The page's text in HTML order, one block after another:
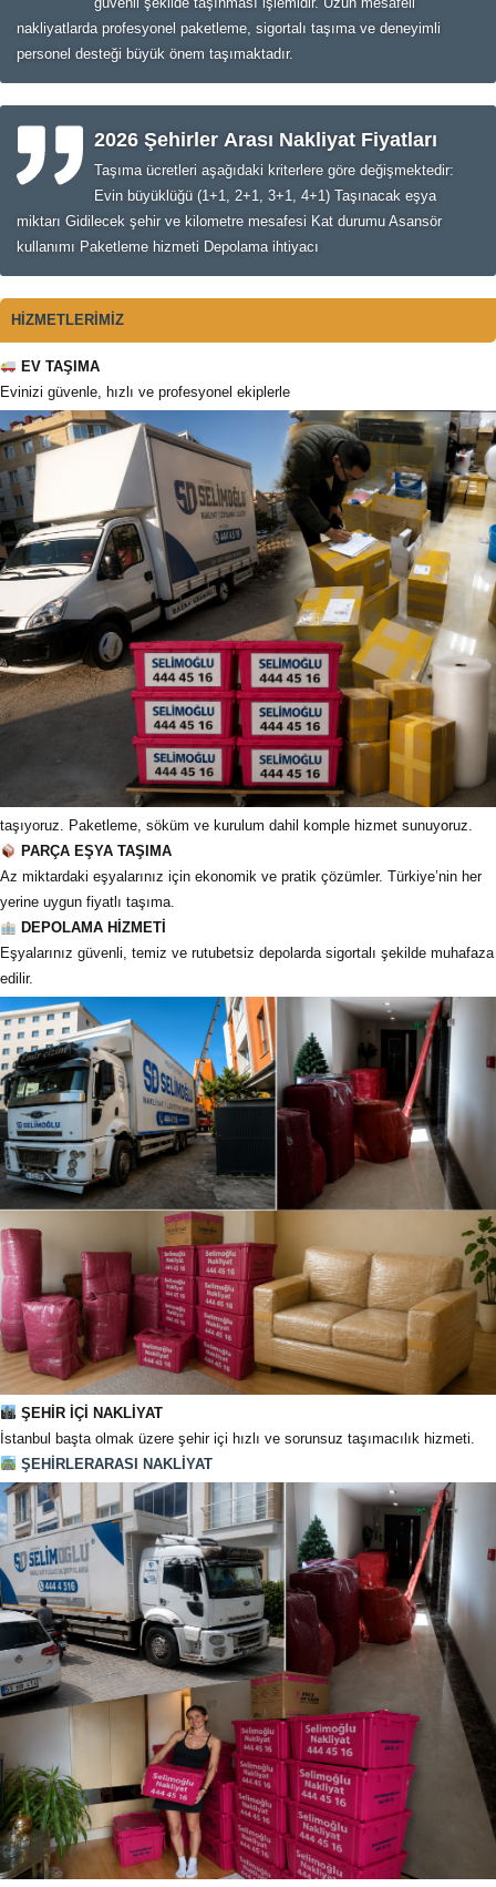
nakliyatlarda profesyonel paketleme, sigortalı taşıma ve deneyimli
personel desteği büyük önem taşımaktadır.
2026 Şehirler Arası Nakliyat Fiyatları
Taşıma ücretleri aşağıdaki kriterlere göre değişmektedir:
Evin büyüklüğü (1+1, 2+1, 3+1, 4+1) Taşınacak eşya
miktarı Gidilecek şehir ve kilometre mesafesi Kat durumu Asansör
kullanımı Paketleme hizmeti Depolama ihtiyacı
HİZMETLERİMİZ
EV TAŞIMA
Evinizi güvenle, hızlı ve profesyonel ekiplerle
taşıyoruz. Paketleme, söküm ve kurulum dahil komple hizmet sunuyoruz.
PARÇA EŞYA TAŞIMA
Az miktardaki eşyalarınız için ekonomik ve pratik çözümler. Türkiye’nin her
yerine uygun fiyatlı taşıma.
DEPOLAMA HİZMETİ
Eşyalarınız güvenli, temiz ve rutubetsiz depolarda sigortalı şekilde muhafaza
edilir.
ŞEHİR İÇİ NAKLİYAT
İstanbul başta olmak üzere şehir içi hızlı ve sorunsuz taşımacılık hizmeti.
ŞEHİRLERARASI NAKLİYAT